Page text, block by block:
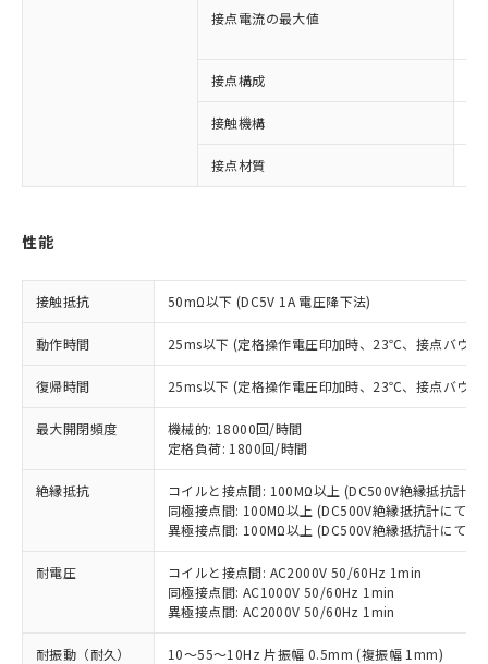
接点電流の最大値
接点構成
接触機構
接点材質
性能
接触抵抗 50mΩ以下 (DC5V 1A 電圧降下法)
動作時間 25ms以下 (定格操作電圧印加時、23℃、接点バウン
復帰時間 25ms以下 (定格操作電圧印加時、23℃、接点バウン
最大開閉頻度
機械的: 18000回/時間
定格負荷: 1800回/時間
絶縁抵抗
コイルと接点間: 100MΩ以上 (DC500V絶縁抵抗計に
同極接点間: 100MΩ以上 (DC500V絶縁抵抗計にて)
異極接点間: 100MΩ以上 (DC500V絶縁抵抗計にて)
耐電圧
コイルと接点間: AC2000V 50/60Hz 1min
同極接点間: AC1000V 50/60Hz 1min
異極接点間: AC2000V 50/60Hz 1min
耐振動（耐久） 10～55～10Hz 片振幅 0.5mm (複振幅 1mm)
ご利用条件
以下の条件をお読みいただき、同意のうえ
ご利用ください。
本サービスは、当社制御機器事業取扱
商品の当社在庫状況および標準価格
(税抜)を提供させていただくもので
当社制御機器事業取扱商品の中には、
本サービスの対象外となる商品もある
ことをご了承ください。
在庫状況および標準価格照会結果は、
記載している更新日時点での社内デー
タに基づき作成されるものであり、閲
覧された時点での実際の在庫および標
有に対応した製品に切り替える予定のある
商品です。
対応予定なし：EU RoHS指令（10物質）の
非含有に非対応の商品で、対応品を出す予
定はありません。
調査・確認中：EU RoHS指令（10物質）の
非含有の対応状況を調査中または確認中の
非該当品：ライセンス料など無形物で、有
害物質有無と関係のない商品です。
仕入先様の事情により、非含有部品として
いたものが、含有品と判明した場合などや
むを得ず変更することがあります。
*EU RoHS指令（10物質）：
鉛(Pb) 1000ppm以下、 水銀(Hg) 1000ppm以下、 カド
ミウム(Cd) 100ppm以下、
六価クロム(Cr(Ⅵ)) 1000ppm以下、ポリ臭化ビフェニル
※1 中国RoHS○×表
「○」：最大均質材料含有率が中国RoHSの
基準値以下であることを示します。
「×」：最大均質材料含有率が中国RoHSの
基準値を超えていることを示します。
「－」：未確認です。当社販売部門へお問
い合わせください。
ム) : 100ppm、
当社は、これら貴社製品のうち、外国
為替および外国貿易法に定める商品
（以下｢規制貨物等」という）を輸出
または国外への提供する場合は、日本
国政府の輸出許可(または役務取引許
可)を取得するなどの必要な手続きを
説明